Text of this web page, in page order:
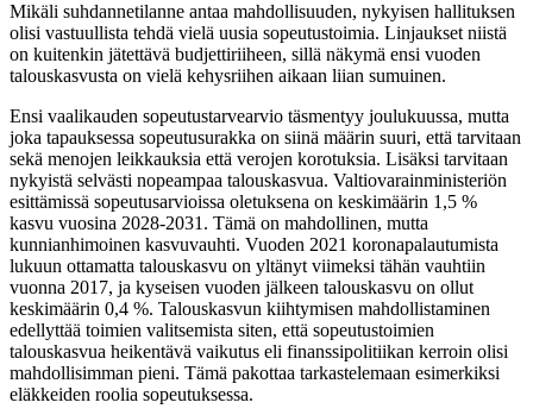
Mikäli suhdannetilanne antaa mahdollisuuden, nykyisen hallituksen
olisi vastuullista tehdä vielä uusia sopeutustoimia. Linjaukset niistä
on kuitenkin jätettävä budjettiriiheen, sillä näkymä ensi vuoden
talouskasvusta on vielä kehysriihen aikaan liian sumuinen.
Ensi vaalikauden sopeutustarvearvio täsmentyy joulukuussa, mutta
joka tapauksessa sopeutusurakka on siinä määrin suuri, että tarvitaan
sekä menojen leikkauksia että verojen korotuksia. Lisäksi tarvitaan
nykyistä selvästi nopeampaa talouskasvua. Valtiovarainministeriön
esittämissä sopeutusarvioissa oletuksena on keskimäärin 1,5 %
kasvu vuosina 2028-2031. Tämä on mahdollinen, mutta
kunnianhimoinen kasvuvauhti. Vuoden 2021 koronapalautumista
lukuun ottamatta talouskasvu on yltänyt viimeksi tähän vauhtiin
vuonna 2017, ja kyseisen vuoden jälkeen talouskasvu on ollut
keskimäärin 0,4 %. Talouskasvun kiihtymisen mahdollistaminen
edellyttää toimien valitsemista siten, että sopeutustoimien
talouskasvua heikentävä vaikutus eli finanssipolitiikan kerroin olisi
mahdollisimman pieni. Tämä pakottaa tarkastelemaan esimerkiksi
eläkkeiden roolia sopeutuksessa.